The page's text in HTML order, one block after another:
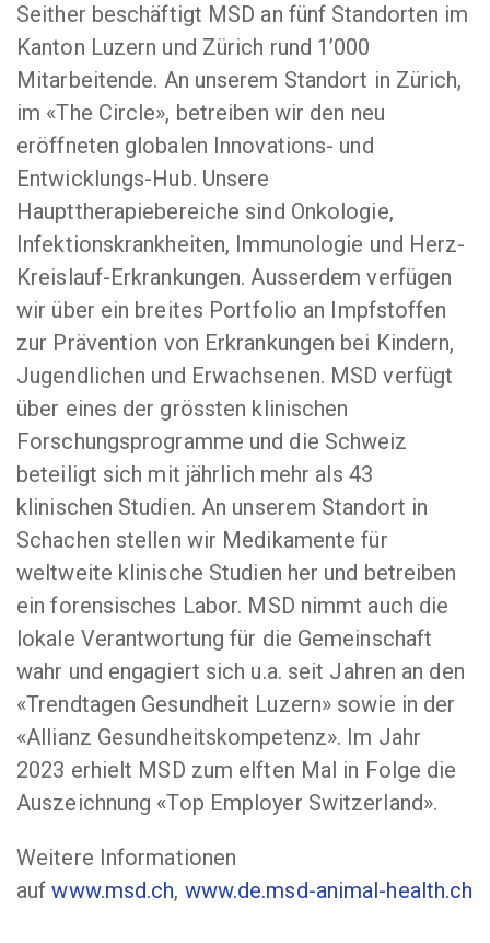
Seither beschäftigt MSD an fünf Standorten im
Kanton Luzern und Zürich rund 1’000
Mitarbeitende. An unserem Standort in Zürich,
im «The Circle», betreiben wir den neu
eröffneten globalen Innovations- und
Entwicklungs-Hub. Unsere
Haupttherapiebereiche sind Onkologie,
Infektionskrankheiten, Immunologie und Herz-
Kreislauf-Erkrankungen. Ausserdem verfügen
wir über ein breites Portfolio an Impfstoffen
zur Prävention von Erkrankungen bei Kindern,
Jugendlichen und Erwachsenen. MSD verfügt
über eines der grössten klinischen
Forschungsprogramme und die Schweiz
beteiligt sich mit jährlich mehr als 43
klinischen Studien. An unserem Standort in
Schachen stellen wir Medikamente für
weltweite klinische Studien her und betreiben
ein forensisches Labor. MSD nimmt auch die
lokale Verantwortung für die Gemeinschaft
wahr und engagiert sich u.a. seit Jahren an den
«Trendtagen Gesundheit Luzern» sowie in der
«Allianz Gesundheitskompetenz». Im Jahr
2023 erhielt MSD zum elften Mal in Folge die
Auszeichnung «Top Employer Switzerland».
Weitere Informationen
aufwww.msd.ch, www.de.msd-animal-health.ch